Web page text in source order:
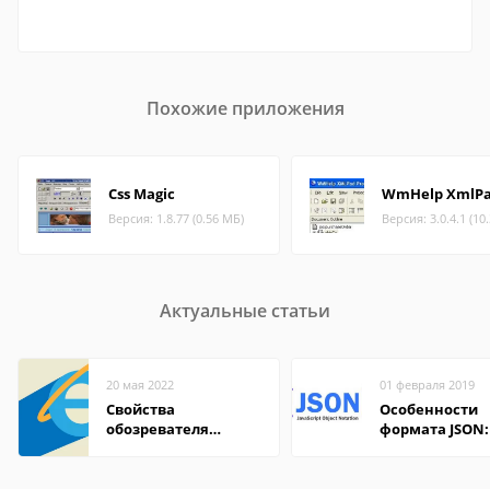
Похожие приложения
Css Magic
Версия: 1.8.77 (0.56 МБ)
WmHelp
Версия: 3.0.4.1
Актуальные статьи
20 мая 2022
Свойства
обозревателя
01 февраля 2019
Особенности
формата